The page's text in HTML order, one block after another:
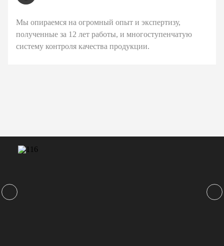
Мы опираемся на огромный опыт и экспертизу,
полученные за 12 лет работы, и многоступенчатую
систему контроля качества продукции.